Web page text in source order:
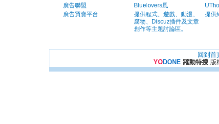
廣告聯盟
廣告買賣平台
Bluelovers風
提供程式、遊戲、動漫、
腐物、Discuz插件及文章
創作等主題討論區。
提供
回到首
YODONE 躍動特搜版